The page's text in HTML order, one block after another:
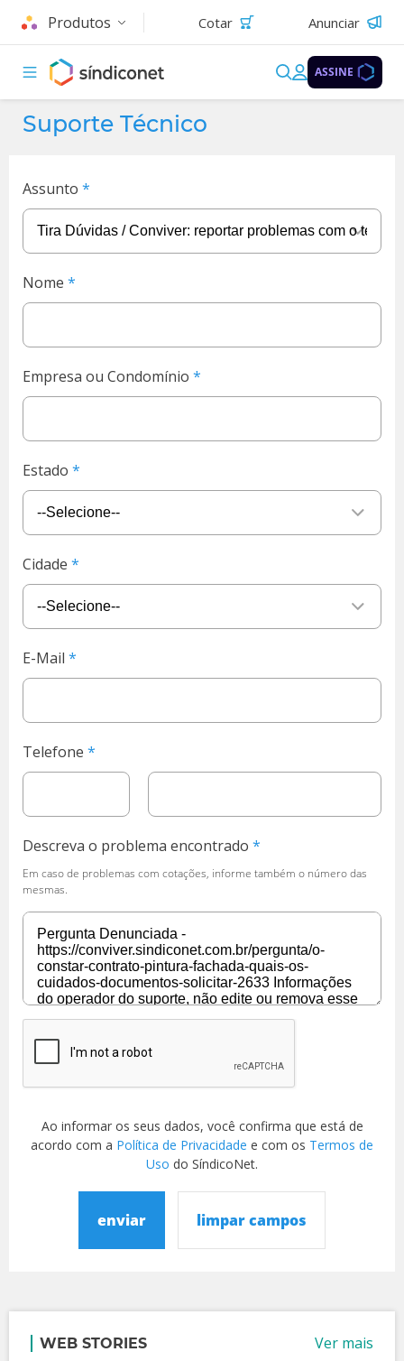
Produtos Cotar Anunciar
ASSINE
Suporte Técnico
Assunto
Nome
Empresa ou Condomínio
Estado
Cidade
E-Mail
Telefone
Descreva o problema encontrado
Em caso de problemas com cotações, informe também o número das
mesmas.
Ao informar os seus dados, você confirma que está de
acordo com a Política de Privacidade e com os Termos de
Uso do SíndicoNet.
enviar limpar campos
WEB STORIES Ver mais